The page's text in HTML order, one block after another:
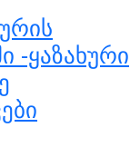
-ყაზახური